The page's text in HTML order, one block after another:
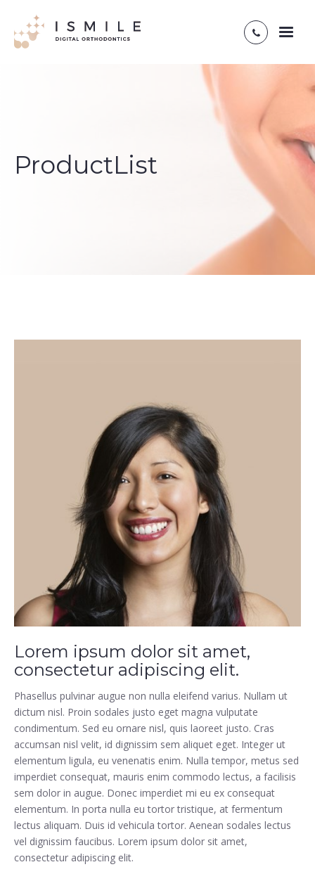
ProductList
Lorem ipsum dolor sit amet,
consectetur adipiscing elit.
Phasellus pulvinar augue non nulla eleifend varius. Nullam ut
dictum nisl. Proin sodales justo eget magna vulputate
condimentum. Sed eu ornare nisl, quis laoreet justo. Cras
accumsan nisl velit, id dignissim sem aliquet eget. Integer ut
elementum ligula, eu venenatis enim. Nulla tempor, metus sed
imperdiet consequat, mauris enim commodo lectus, a facilisis
sem dolor in augue. Donec imperdiet mi eu ex consequat
elementum. In porta nulla eu tortor tristique, at fermentum
lectus aliquam. Duis id vehicula tortor. Aenean sodales lectus
vel dignissim faucibus. Lorem ipsum dolor sit amet,
consectetur adipiscing elit.